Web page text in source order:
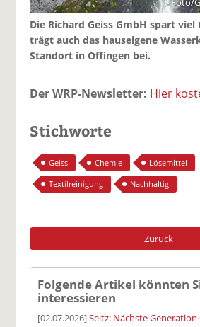
Die Richard Geiss GmbH spart viel
trägt auch das hauseigene
Standort in Offingen bei.
Der WRP-Newsletter: Hier
Stichworte
Geiss Chemie
Lösemittel
Textilreinigung
Nachhaltig
Zurück
Folgende Artikel könnten
interessieren
[02.07.2026]Seitz: Nächste Generation